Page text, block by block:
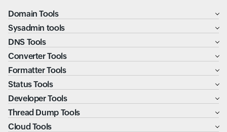
Domain Tools
Sysadmin tools
DNS Tools
Converter Tools
Formatter Tools
Status Tools
Developer Tools
Thread Dump Tools
Cloud Tools